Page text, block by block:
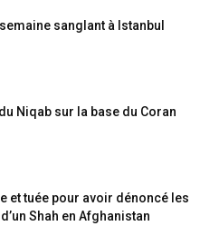
sanglant à Istanbul
Niqab sur la base du Coran
et tuée pour avoir dénoncé les
Shah en Afghanistan